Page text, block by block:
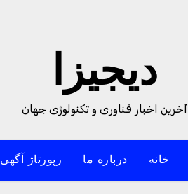
دیجیزا
آخرین اخبار فناوری و تکنولوژی جهان
خانه درباره ما رپورتاژ آگهی